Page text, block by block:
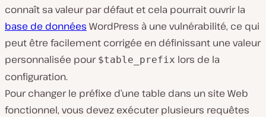
connaît sa valeur par défaut et cela pourrait ouvrir la
base de données WordPress à une vulnérabilité, ce qui
peut être facilement corrigée en définissant une valeur
personnalisée pour $table_prefix lors de la
configuration.
Pour changer le préfixe d’une table dans un site Web
fonctionnel, vous devez exécuter plusieurs requêtes